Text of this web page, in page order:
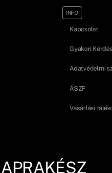
INFO
Kapcsolat
Gyakori
Adatvédelmi
ÁSZF
Vásárlási